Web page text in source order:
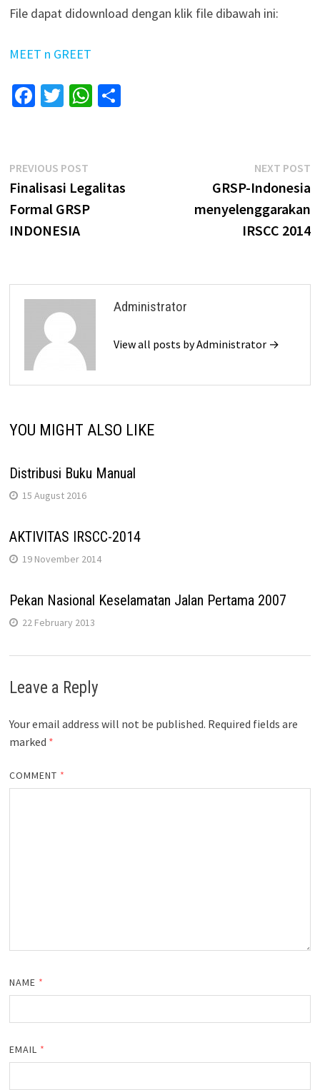
File dapat didownload dengan klik file dibawah ini:
MEET n GREET
Facebook
TwitterWhatsApp
Share
Post
navigation
PREVIOUS POSTPrevious
post:
Finalisasi Legalitas
Formal GRSP
INDONESIA
NEXT POST
GRSP-Indonesia
menyelenggarakan
IRSCC 2014
Administrator
View all posts by Administrator →
YOU MIGHT ALSO LIKE
Distribusi Buku Manual
15 August 2016
AKTIVITAS IRSCC-2014
19 November 2014
Pekan Nasional Keselamatan Jalan Pertama 2007
22 February 2013
Leave a Reply
Your email address will not be published. Required fields are
marked *
COMMENT *
NAME *
EMAIL *